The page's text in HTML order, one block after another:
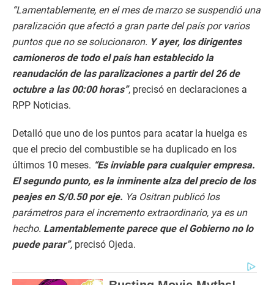
“Lamentablemente, en el mes de marzo se suspendió una
paralización que afectó a gran parte del país por varios
puntos que no se solucionaron. Y ayer, los dirigentes
camioneros de todo el país han establecido la
reanudación de las paralizaciones a partir del 26 de
octubre a las 00:00 horas”, precisó en declaraciones a
RPP Noticias.
Detalló que uno de los puntos para acatar la huelga es
que el precio del combustible se ha duplicado en los
últimos 10 meses. “Es inviable para cualquier empresa.
El segundo punto, es la inminente alza del precio de los
peajes en S/0.50 por eje. Ya Ositran publicó los
parámetros para el incremento extraordinario, ya es un
hecho. Lamentablemente parece que el Gobierno no lo
puede parar”, precisó Ojeda.